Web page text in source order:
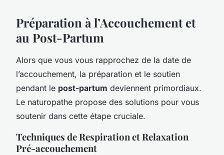
Préparation à l’Accouchement et
au Post-Partum
Alors que vous vous rapprochez de la date de
l’accouchement, la préparation et le soutien
pendant le post-partum deviennent primordiaux.
Le naturopathe propose des solutions pour vous
soutenir dans cette étape cruciale.
Techniques de Respiration et Relaxation
Pré-accouchement